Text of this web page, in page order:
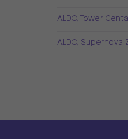
ALDO, Tower
ALDO, Supernova